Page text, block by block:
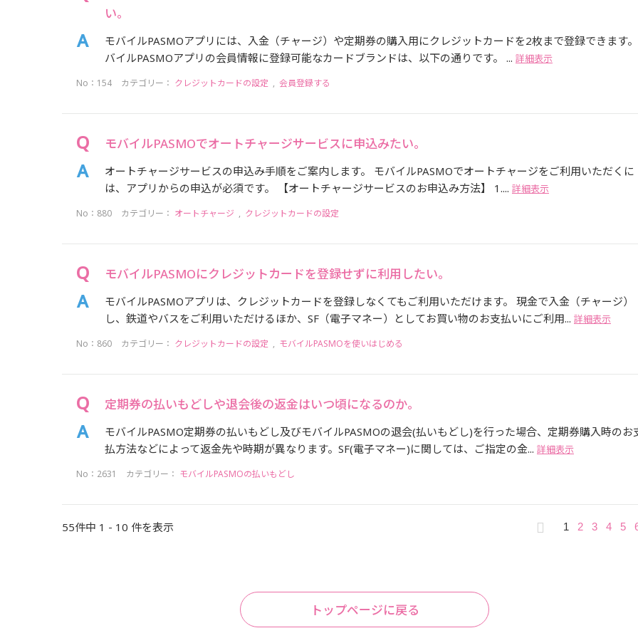
い。
モバイルPASMOアプリには、入金（チャージ）や定期券の購入用にクレジットカードを2枚まで登録できます
バイルPASMOアプリの会員情報に登録可能なカードブランドは、以下の通りです。 ... 詳細表示
No：154 カテゴリー： クレジットカードの設定 , 会員登録する
モバイルPASMOでオートチャージサービスに申込みたい。
オートチャージサービスの申込み手順をご案内します。 モバイルPASMOでオートチャージをご利用いただくに
は、アプリからの申込が必須です。 【オートチャージサービスのお申込み方法】 1.... 詳細表示
No：880 カテゴリー： オートチャージ , クレジットカードの設定
モバイルPASMOにクレジットカードを登録せずに利用したい。
モバイルPASMOアプリは、クレジットカードを登録しなくてもご利用いただけます。 現金で入金（チャージ）
し、鉄道やバスをご利用いただけるほか、SF（電子マネー）としてお買い物のお支払いにご利用... 詳細表示
No：860 カテゴリー： クレジットカードの設定 , モバイルPASMOを使いはじめる
定期券の払いもどしや退会後の返金はいつ頃になるのか。
モバイルPASMO定期券の払いもどし及びモバイルPASMOの退会(払いもどし)を行った場合、定期券購入時のお
払方法などによって返金先や時期が異なります。SF(電子マネー)に関しては、ご指定の金... 詳細表示
No：2631 カテゴリー： モバイルPASMOの払いもどし
55件中 1 - 10 件を表示 1 2 3 4 5
トップページに戻る